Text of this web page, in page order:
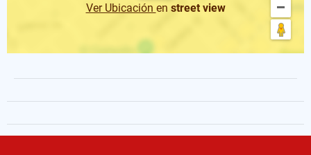
Ver Ubicación en street view